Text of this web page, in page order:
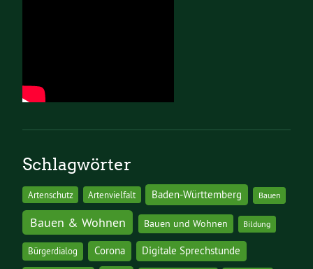
Schlagwörter
Artenschutz Artenvielfalt Baden-Württemberg Bauen
Bauen & Wohnen Bauen und Wohnen Bildung
Bürgerdialog Corona Digitale Sprechstunde